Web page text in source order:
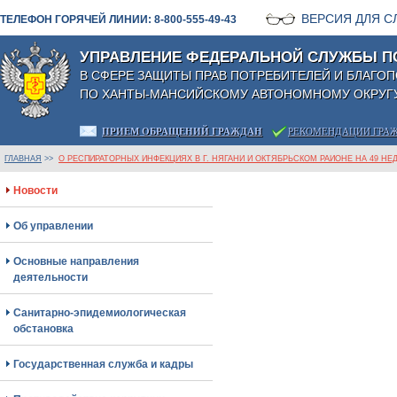
ТЕЛЕФОН ГОРЯЧЕЙ ЛИНИИ: 8-800-555-49-43 ВЕРСИЯ ДЛЯ
УПРАВЛЕНИЕ ФЕДЕРАЛЬНОЙ СЛУЖБЫ
В СФЕРЕ ЗАЩИТЫ ПРАВ ПОТРЕБИТЕЛЕЙ И
ПО ХАНТЫ-МАНСИЙСКОМУ АВТОНОМНОМУ
ПРИЕМ ОБРАЩЕНИЙ ГРАЖДАН РЕКОМЕНДАЦИИ
ГЛАВНАЯ >> О РЕСПИРАТОРНЫХ ИНФЕКЦИЯХ В Г. НЯГАНИ И ОКТЯБРЬСКОМ РАЙОНЕ НА 49
Новости
Об управлении
Основные направления
деятельности
Санитарно-эпидемиологическая
обстановка
Государственная служба и кадры